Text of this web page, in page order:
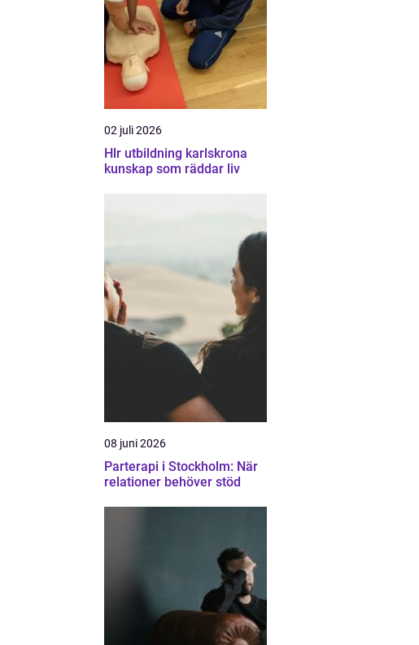
02 juli 2026
Hlr utbildning karlskrona
kunskap som räddar liv
08 juni 2026
Parterapi i Stockholm: När
relationer behöver stöd